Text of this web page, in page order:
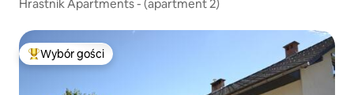
Hrastnik Apartments - (apartment 2)
Najpopularniejsze z kategorii Wybór gości
Wybór gości